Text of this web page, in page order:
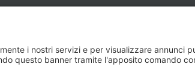
Sede legale:
Partita